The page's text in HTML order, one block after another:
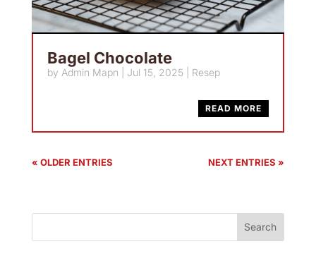
Bagel Chocolate
by Admin Mapn Jul 15, 2025 Resep
READ MORE
« OLDER ENTRIES NEXT ENTRIES »
Search